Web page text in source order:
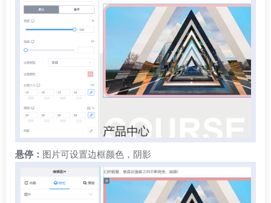
悬停： 图片可设置边框颜色，阴影